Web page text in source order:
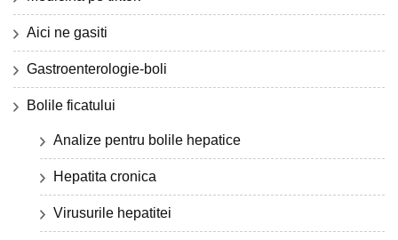
Aici ne gasiti
Gastroenterologie-boli
Bolile ficatului
Analize pentru bolile hepatice
Hepatita cronica
Virusurile hepatitei